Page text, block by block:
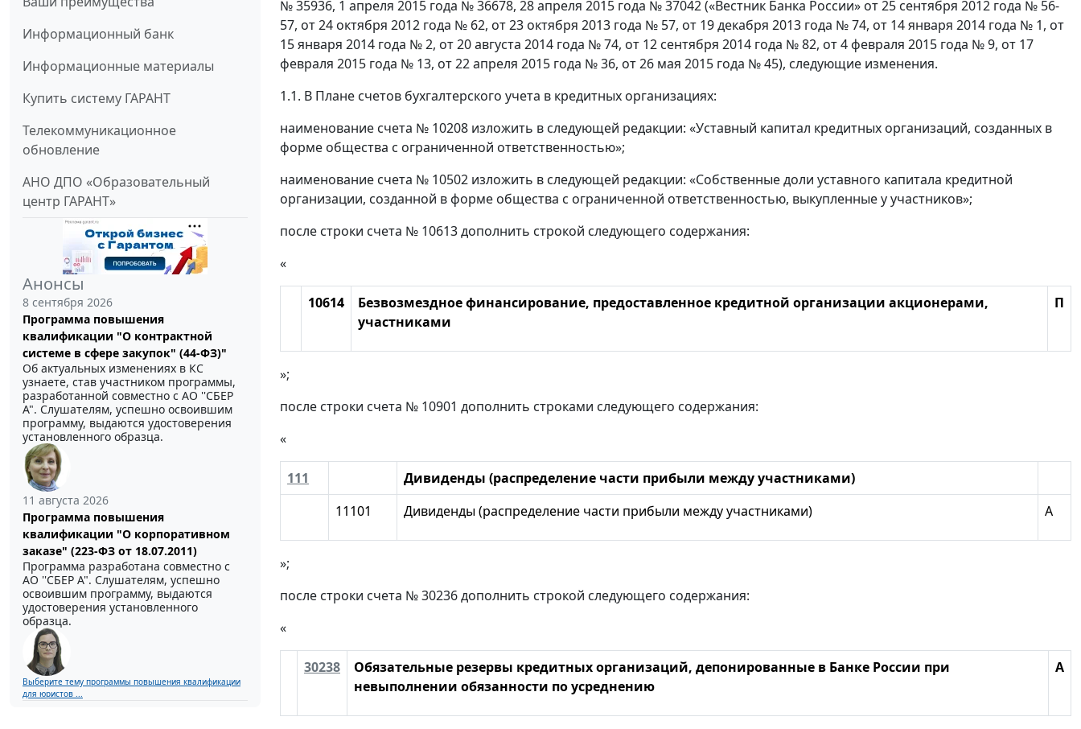
Информационный банк
Информационные материалы
Купить систему ГАРАНТ
Телекоммуникационное
обновление
АНО ДПО «Образовательный
центр ГАРАНТ»
Анонсы
8 сентября 2026
Программа повышения
квалификации "О контрактной
системе в сфере закупок" (44-ФЗ)"
Об актуальных изменениях в КС
узнаете, став участником программы,
разработанной совместно с АО ''СБЕР
А". Слушателям, успешно освоившим
программу, выдаются удостоверения
установленного образца.
11 августа 2026
Программа повышения
квалификации "О корпоративном
заказе" (223-ФЗ от 18.07.2011)
Программа разработана совместно с
АО ''СБЕР А". Слушателям, успешно
освоившим программу, выдаются
удостоверения установленного
образца.
Выберите тему программы повышения квалификации
для юристов ...
№ 35936, 1 апреля 2015 года № 36678, 28 апреля 2015 года № 37042 («Вестник Банка России» от 25 сентября 2012 года № 56-
57, от 24 октября 2012 года № 62, от 23 октября 2013 года № 57, от 19 декабря 2013 года № 74, от 14 января 2014 года № 1, от
15 января 2014 года № 2, от 20 августа 2014 года № 74, от 12 сентября 2014 года № 82, от 4 февраля 2015 года № 9, от 17
февраля 2015 года № 13, от 22 апреля 2015 года № 36, от 26 мая 2015 года № 45), следующие изменения.
1.1. В Плане счетов бухгалтерского учета в кредитных организациях:
наименование счета № 10208 изложить в следующей редакции: «Уставный капитал кредитных организаций, созданных в
форме общества с ограниченной ответственностью»;
наименование счета № 10502 изложить в следующей редакции: «Собственные доли уставного капитала кредитной
организации, созданной в форме общества с ограниченной ответственностью, выкупленные у участников»;
после строки счета № 10613 дополнить строкой следующего содержания:
«
10614
Безвозмездное финансирование, предоставленное кредитной организации акционерами,
участниками
П
»;
после строки счета № 10901 дополнить строками следующего содержания:
«
111
Дивиденды (распределение части прибыли между участниками)
11101
Дивиденды (распределение части прибыли между участниками) А
»;
после строки счета № 30236 дополнить строкой следующего содержания:
«
30238
Обязательные резервы кредитных организаций, депонированные в Банке России при
невыполнении обязанности по усреднению
А